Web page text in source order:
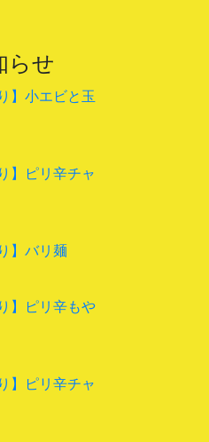
らせ
】小エビと玉
】ピリ辛チャ
】バリ麺
】ピリ辛もや
】ピリ辛チャ